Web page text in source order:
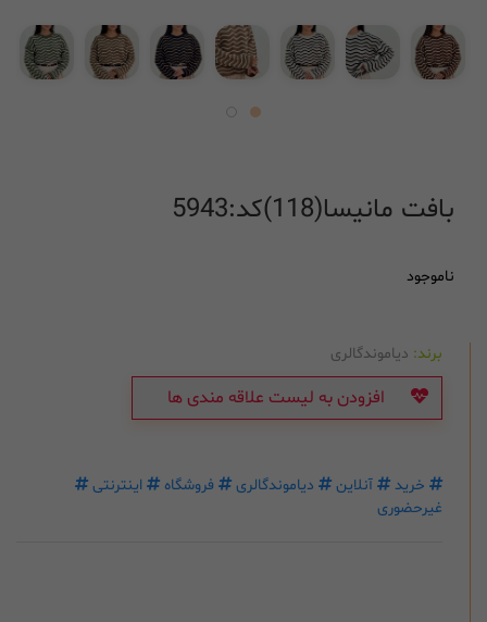
بافت مانیسا(118)کد:5943
ناموجود
برند: دیاموندگالری
افزودن به لیست علاقه مندی ها
خرید آنلاین دیاموندگالری فروشگاه
اینترنتی
غیرحضوری